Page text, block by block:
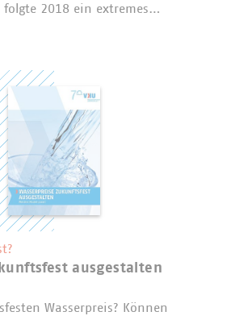
folgte 2018 ein extremes…
ausgestalten
Wasserpreis? Können